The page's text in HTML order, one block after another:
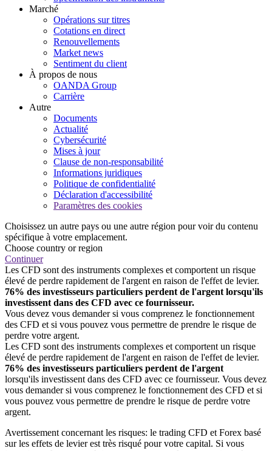
Marché
Opérations sur titres
Cotations en direct
Renouvellements
Market news
Sentiment du client
À propos de nous
OANDA Group
Carrière
Autre
Documents
Actualité
Cybersécurité
Mises à jour
Clause de non-responsabilité
Informations juridiques
Politique de confidentialité
Déclaration d'accessibilité
Paramètres des cookies
Choisissez un autre pays ou une autre région pour voir du contenu
spécifique à votre emplacement.
Choose country or region
Continuer
Les CFD sont des instruments complexes et comportent un risque
élevé de perdre rapidement de l'argent en raison de l'effet de levier.
76% des investisseurs particuliers perdent de l'argent lorsqu'ils
investissent dans des CFD avec ce fournisseur.
Vous devez vous demander si vous comprenez le fonctionnement
des CFD et si vous pouvez vous permettre de prendre le risque de
perdre votre argent.
Les CFD sont des instruments complexes et comportent un risque
élevé de perdre rapidement de l'argent en raison de l'effet de levier.
76% des investisseurs particuliers perdent de l'argent
lorsqu'ils investissent dans des CFD avec ce fournisseur. Vous devez
vous demander si vous comprenez le fonctionnement des CFD et si
vous pouvez vous permettre de prendre le risque de perdre votre
argent.
Avertissement concernant les risques: le trading CFD et Forex basé
sur les effets de levier est très risqué pour votre capital. Si vous